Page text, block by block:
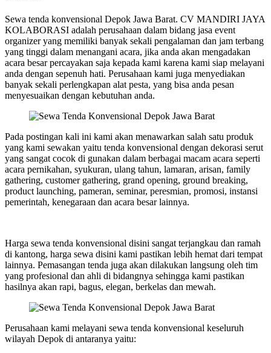
Sewa tenda konvensional Depok Jawa Barat. CV MANDIRI JAYA
KOLABORASI adalah perusahaan dalam bidang jasa event
organizer yang memiliki banyak sekali pengalaman dan jam terbang
yang tinggi dalam menangani acara, jika anda akan mengadakan
acara besar percayakan saja kepada kami karena kami siap melayani
anda dengan sepenuh hati. Perusahaan kami juga menyediakan
banyak sekali perlengkapan alat pesta, yang bisa anda pesan
menyesuaikan dengan kebutuhan anda.
Pada postingan kali ini kami akan menawarkan salah satu produk
yang kami sewakan yaitu tenda konvensional dengan dekorasi serut
yang sangat cocok di gunakan dalam berbagai macam acara seperti
acara pernikahan, syukuran, ulang tahun, lamaran, arisan, family
gathering, customer gathering, grand opening, ground breaking,
product launching, pameran, seminar, peresmian, promosi, instansi
pemerintah, kenegaraan dan acara besar lainnya.
Harga sewa tenda konvensional disini sangat terjangkau dan ramah
di kantong, harga sewa disini kami pastikan lebih hemat dari tempat
lainnya. Pemasangan tenda juga akan dilakukan langsung oleh tim
yang profesional dan ahli di bidangnya sehingga kami pastikan
hasilnya akan rapi, bagus, elegan, berkelas dan mewah.
Perusahaan kami melayani sewa tenda konvensional keseluruh
wilayah Depok di antaranya yaitu: